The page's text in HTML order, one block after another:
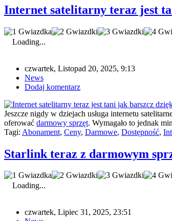
Internet satelitarny teraz jest
Loading...
czwartek, Listopad 20, 2025, 9:13
News
Dodaj komentarz
Jeszcze nigdy w dziejach usługa internetu
oferować darmowy sprzęt. Wymagało to jednak
Tagi: Abonament, Ceny, Darmowe, Dostępność,
Starlink teraz z darmowym
Loading...
czwartek, Lipiec 31, 2025, 23:51